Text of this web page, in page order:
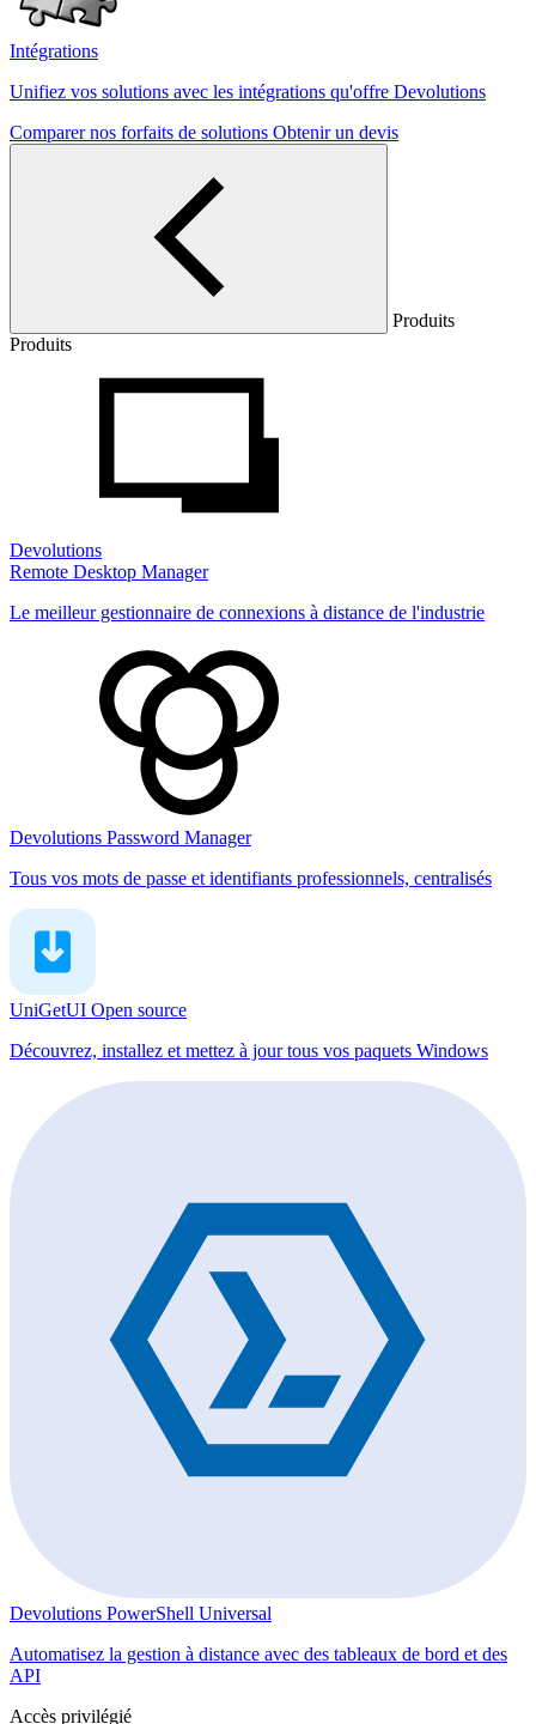
Intégrations
Unifiez vos solutions avec les intégrations qu'offre Devolutions
Comparer nos forfaits de solutions Obtenir un devis
Produits
Produits
Devolutions
Remote Desktop Manager
Le meilleur gestionnaire de connexions à distance de l'industrie
Devolutions Password Manager
Tous vos mots de passe et identifiants professionnels, centralisés
UniGetUI Open source
Découvrez, installez et mettez à jour tous vos paquets Windows
Devolutions PowerShell Universal
Automatisez la gestion à distance avec des tableaux de bord et des
API
Accès privilégié